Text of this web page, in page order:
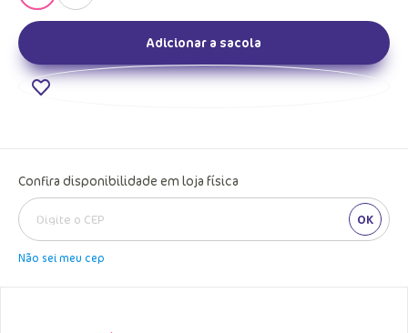
Adicionar a sacola
Confira disponibilidade em loja física